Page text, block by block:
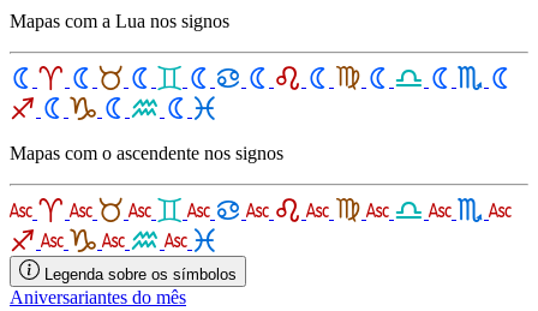
Mapas com a Lua nos signos
Mapas com o ascendente nos signos
Legenda sobre os símbolos
Aniversariantes do mês